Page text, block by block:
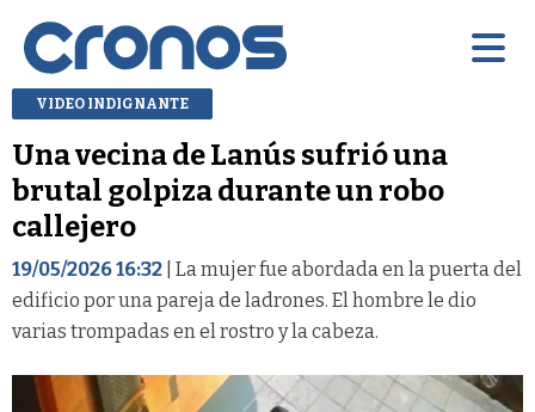
VIDEO INDIGNANTE
Una vecina de Lanús sufrió una
brutal golpiza durante un robo
callejero
19/05/2026 16:32 | La mujer fue abordada en la puerta del
edificio por una pareja de ladrones. El hombre le dio
varias trompadas en el rostro y la cabeza.